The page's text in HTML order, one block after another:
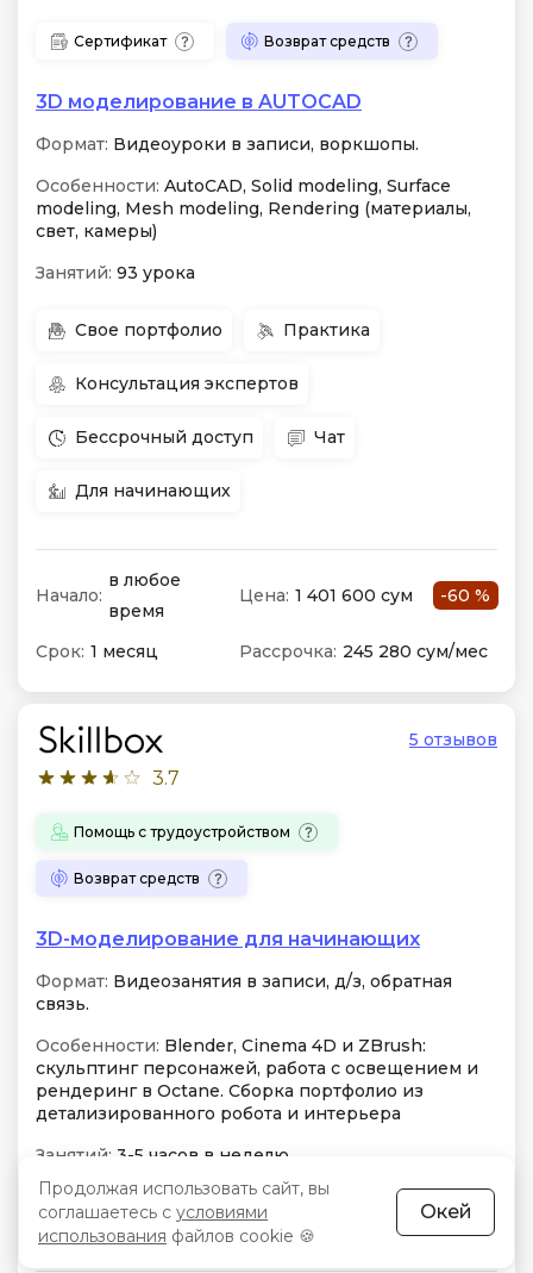
Сертификат Возврат средств
3D моделирование в AUTOCAD
Формат: Видеоуроки в записи, воркшопы.
Особенности: AutoCAD, Solid modeling, Surface
modeling, Mesh modeling, Rendering (материалы,
свет, камеры)
Занятий: 93 урока
Свое портфолио Практика
Консультация экспертов
Бессрочный доступ Чат
Для начинающих
Начало:
в любое
время
Цена: 1 401 600 сум -60 %
Срок: 1 месяц Рассрочка: 245 280 сум/мес
3.7
5 отзывов
Помощь с трудоустройством
Возврат средств
3D-моделирование для начинающих
Формат: Видеозанятия в записи, д/з, обратная
связь.
Особенности: Blender, Cinema 4D и ZBrush:
скульптинг персонажей, работа с освещением и
рендеринг в Octane. Сборка портфолио из
детализированного робота и интерьера
Занятий: 3-5 часов в неделю
Бессрочный доступ
Продолжая использовать сайт, вы
соглашаетесь с условиями
использования файлов cookie 🍪
Окей